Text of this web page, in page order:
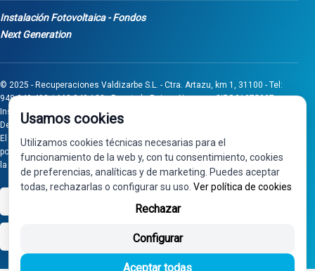
Instalación Fotovoltaica - Fondos
Next Generation
© 2025 - Recuperaciones Valdizarbe S.L. - Ctra. Artazu, km 1, 31100 - Tel:
948 340 498 / 668 848 123 - Puente la Reina - Navarra - CIF B31275837.
Inscrita en el Registro Mercantil de Navarra, Tomo 32, Folio 75, Hoja 525.
Desarrollado porSeintosoft
El proyecto de inversión "0011-0558-2024-000008" ha sido subvencionado
por Gobierno de Navarra al amparo de la convocatoria de 2024 de Ayudas a
la inversión en pymes industriales
Usamos cookies
Utilizamos cookies técnicas necesarias para el
funcionamiento de la web y, con tu consentimiento, cookies
de preferencias, analíticas y de marketing. Puedes aceptar
todas, rechazarlas o configurar su uso. Ver política de cookies
Rechazar
Configurar
Aceptar todas